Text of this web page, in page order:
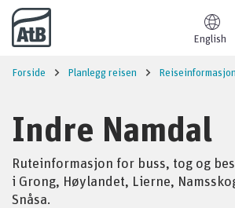
Til innhold
English
Forside Planlegg reisen Reiseinformasjon
Indre Namdal
Ruteinformasjon for buss, tog og
i Grong, Høylandet, Lierne,
Snåsa.